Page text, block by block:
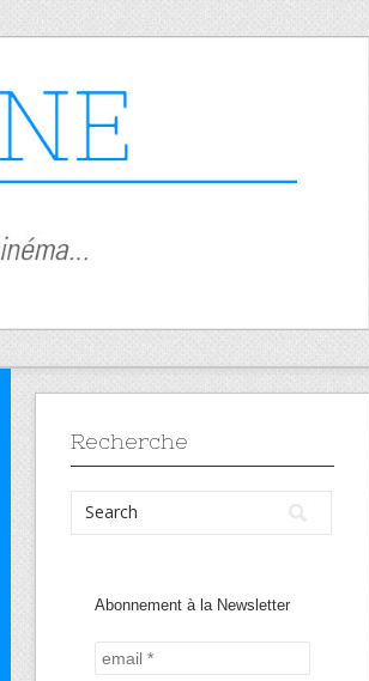
Recherche
Abonnement à la Newsletter